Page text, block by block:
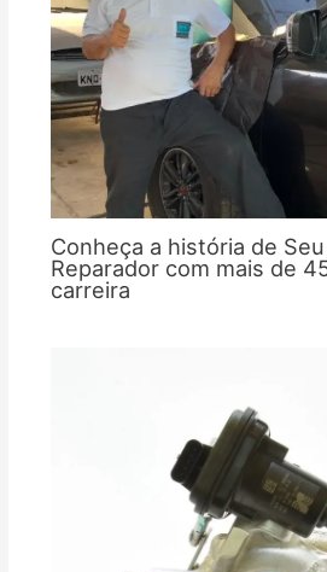
Conheça a história de
Reparador com mais de
carreira